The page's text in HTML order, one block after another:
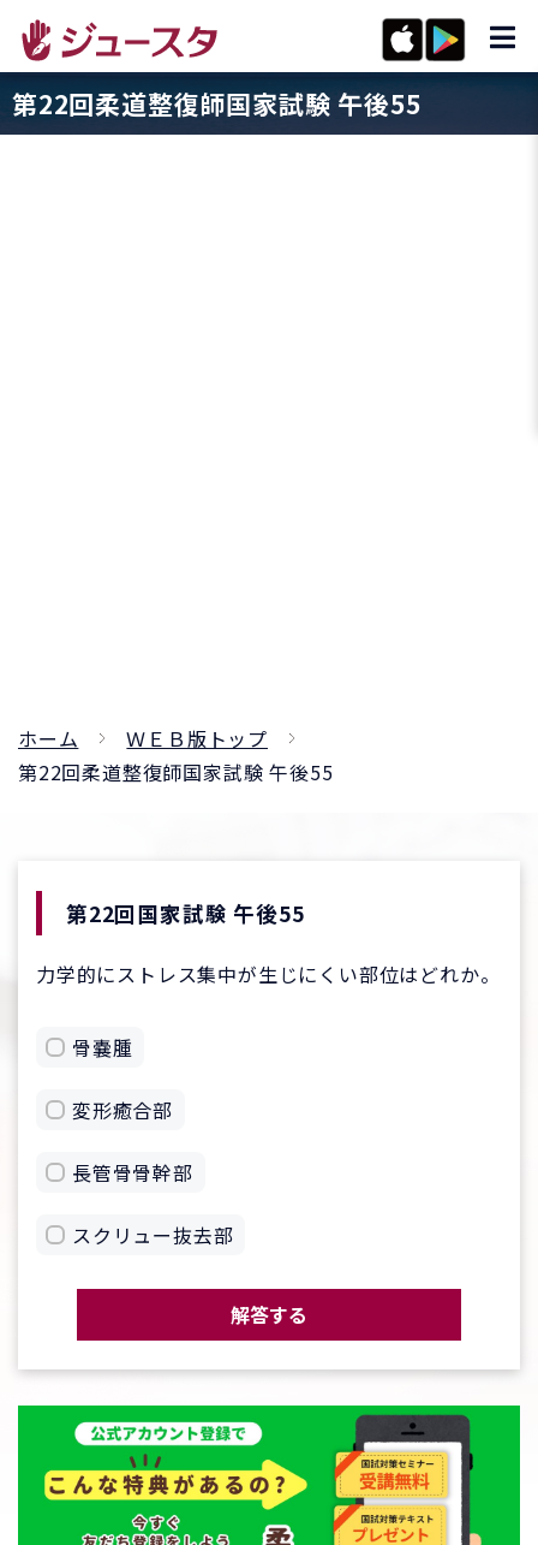
第22回柔道整復師国家試験 午後55
ホーム
ＷＥＢ版トップ
第22回柔道整復師国家試験 午後55
第22回国家試験 午後55
力学的にストレス集中が生じにくい部位はどれか。
骨嚢腫
変形癒合部
長管骨骨幹部
スクリュー抜去部
解答する